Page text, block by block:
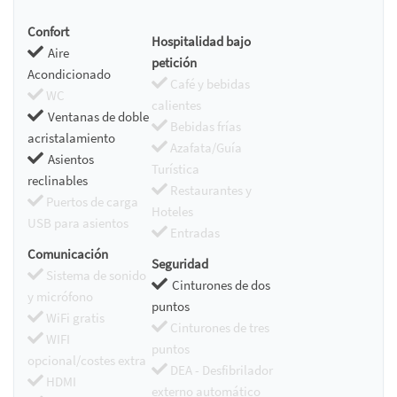
Confort
Aire
Acondicionado
WC
Ventanas de doble
acristalamiento
Asientos
reclinables
Puertos de carga
USB para asientos
Hospitalidad bajo
petición
Café y bebidas
calientes
Bebidas frías
Azafata/Guía
Turística
Restaurantes y
Hoteles
Entradas
Comunicación
Sistema de sonido
y micrófono
WiFi gratis
WIFI
opcional/costes extra
HDMI
Seguridad
Cinturones de dos
puntos
Cinturones de tres
puntos
DEA - Desfibrilador
externo automático